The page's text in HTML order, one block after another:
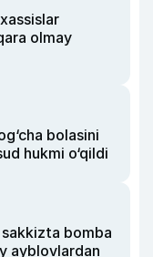
olmay
bolasini
hukmi o‘qildi
bomba
ayblovlardan